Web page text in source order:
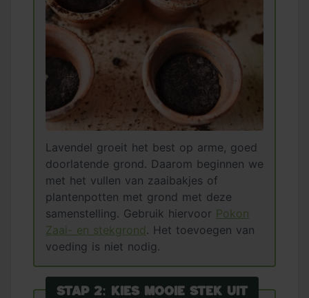
Lavendel groeit het best op arme, goed
doorlatende grond. Daarom beginnen we
met het vullen van zaaibakjes of
plantenpotten met grond met deze
samenstelling. Gebruik hiervoor Pokon
Zaai- en stekgrond. Het toevoegen van
voeding is niet nodig.
Stap 2: Kies mooie stek uit